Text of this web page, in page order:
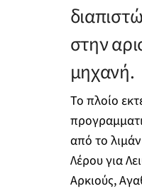
στην
μηχανή.
Το πλοίο
από το
Λέρου για
Αρκιούς,